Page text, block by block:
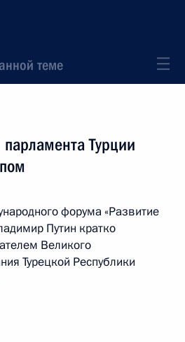
теме
парламента Турции
форума «Развитие
Путин кратко
Великого
Турецкой Республики